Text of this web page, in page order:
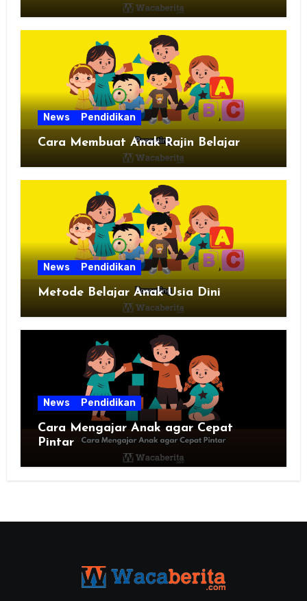
News Pendidikan
Cara Membuat Anak Rajin Belajar
News Pendidikan
Metode Belajar Anak Usia Dini
News Pendidikan
Cara Mengajar Anak agar Cepat
Pintar